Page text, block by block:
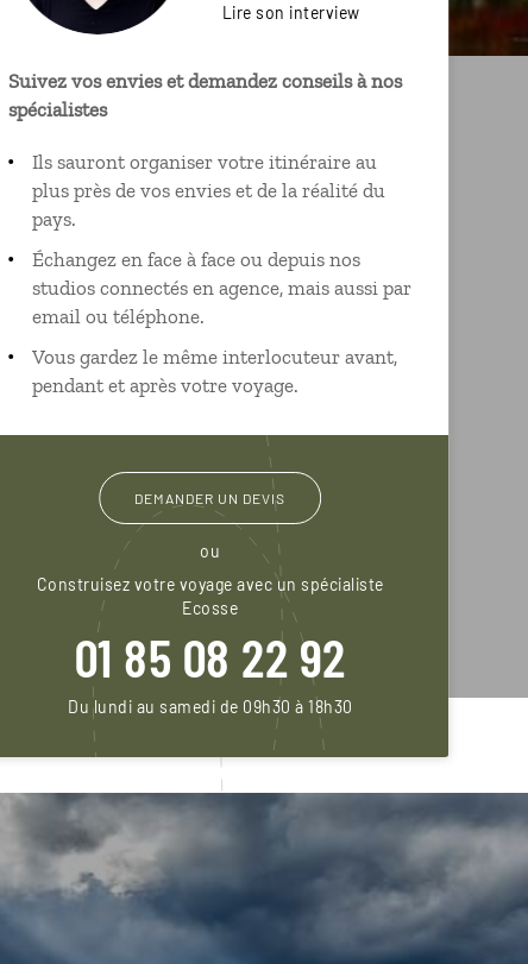
Lire son interview
Suivez vos envies et demandez conseils à nos
spécialistes
Ils sauront organiser votre itinéraire au
plus près de vos envies et de la réalité du
pays.
Échangez en face à face ou depuis nos
studios connectés en agence, mais aussi par
email ou téléphone.
Vous gardez le même interlocuteur avant,
pendant et après votre voyage.
DEMANDER UN DEVIS
ou
Construisez votre voyage avec un spécialiste
Ecosse
01 85 08 22 92
Du lundi au samedi de 09h30 à 18h30